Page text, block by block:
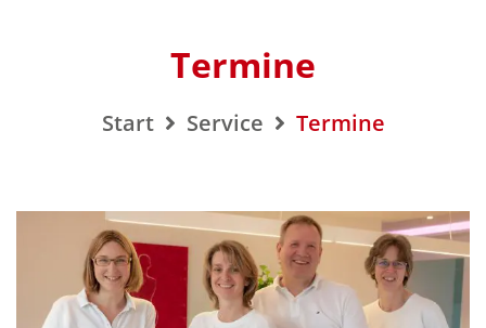
Termine
Start Service Termine